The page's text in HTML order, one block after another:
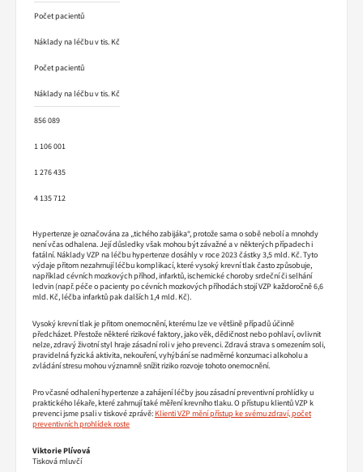
Počet pacientů
Náklady na léčbu v tis. Kč
Počet pacientů
Náklady na léčbu v tis. Kč
856 089
1 106 001
1 276 435
4 135 712
Hypertenze je označována za „tichého zabijáka“, protože sama o sobě nebolí a mnohdy
není včas odhalena. Její důsledky však mohou být závažné a v některých případech i
fatální. Náklady VZP na léčbu hypertenze dosáhly v roce 2023 částky 3,5 mld. Kč. Tyto
výdaje přitom nezahrnují léčbu komplikací, které vysoký krevní tlak často způsobuje,
například cévních mozkových příhod, infarktů, ischemické choroby srdeční či selhání
ledvin (např. péče o pacienty po cévních mozkových příhodách stojí VZP každoročně 6,6
mld. Kč, léčba infarktů pak dalších 1,4 mld. Kč).
Vysoký krevní tlak je přitom onemocnění, kterému lze ve většině případů účinně
předcházet. Přestože některé rizikové faktory, jako věk, dědičnost nebo pohlaví, ovlivnit
nelze, zdravý životní styl hraje zásadní roli v jeho prevenci. Zdravá strava s omezením soli,
pravidelná fyzická aktivita, nekouření, vyhýbání se nadměrné konzumaci alkoholu a
zvládání stresu mohou významně snížit riziko rozvoje tohoto onemocnění.
Pro včasné odhalení hypertenze a zahájení léčby jsou zásadní preventivní prohlídky u
praktického lékaře, které zahrnují také měření krevního tlaku. O přístupu klientů VZP k
prevenci jsme psali v tiskové zprávě: Klienti VZP mění přístup ke svému zdraví, počet
preventivních prohlídek roste
Viktorie Plívová
Tisková mluvčí